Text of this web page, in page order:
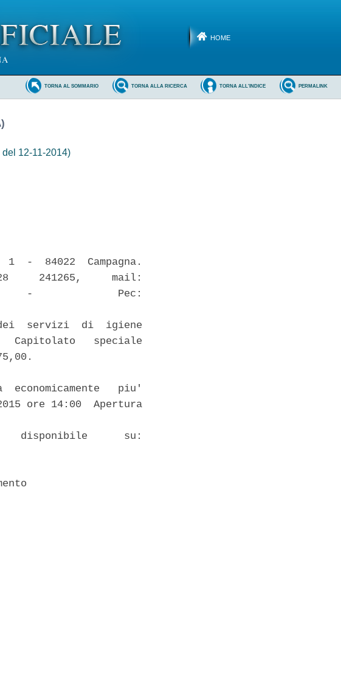
HOME
PERMALINK
TORNA ALL'INDICE
TORNA ALLA RICERCA
TORNA AL SOMMARIO
12-11-2014)
1  -  84022  Campagna.
241265,     mail:
-              Pec:
servizi  di  igiene
Capitolato   speciale
economicamente   piu'
ore 14:00  Apertura
disponibile      su: